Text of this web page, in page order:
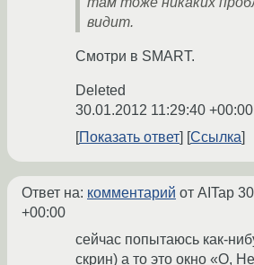
видит.
Смотри в SMART.
Deleted
30.01.2012 11:29:40 +00:00
Показать ответ
Ссылка
Ответ на: комментарий от AITap
+00:00
сейчас попытаюсь как-
скрин) а то это окно «О,